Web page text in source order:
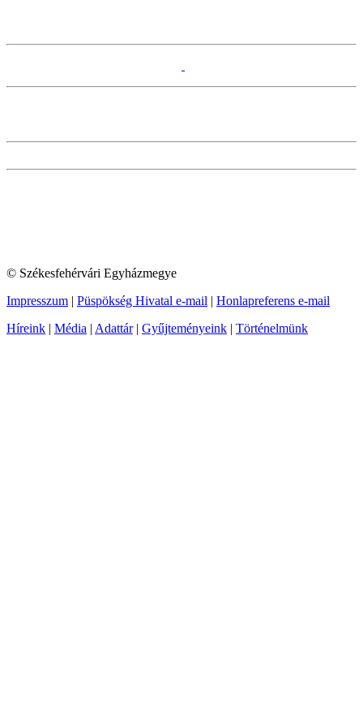
© Székesfehérvári Egyházmegye
Impresszum | Püspökség Hivatal e-mail | Honlapreferens e-mail
Híreink | Média | Adattár| Gyűjteményeink | Történelmünk